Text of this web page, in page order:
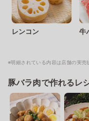
レンコン 牛
※明細されている内容は店舗の実売
豚バラ肉で作れるレ